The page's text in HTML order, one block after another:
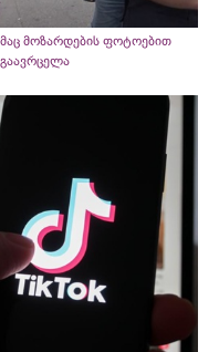
მოზარდების ფოტოებით